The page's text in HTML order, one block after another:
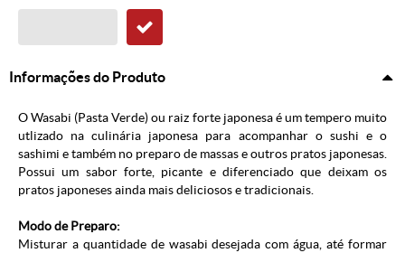
Informações do Produto
O Wasabi (Pasta Verde) ou raiz forte japonesa é um tempero muito
utlizado na culinária japonesa para acompanhar o sushi e o
sashimi e também no preparo de massas e outros pratos japonesas.
Possui um sabor forte, picante e diferenciado que deixam os
pratos japoneses ainda mais deliciosos e tradicionais.
Modo de Preparo:
Misturar a quantidade de wasabi desejada com água, até formar